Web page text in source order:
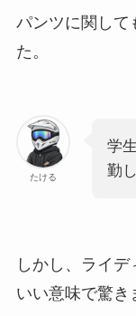
パンツに関して
た。
たける
学
勤
しかし、ライ
いい意味で驚き